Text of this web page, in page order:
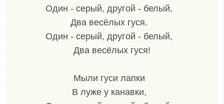
Один - серый, другой - белый,
Два весёлых гуся.
Один - серый, другой - белый,
Два весёлых гуся!
Мыли гуси лапки
В луже у канавки,